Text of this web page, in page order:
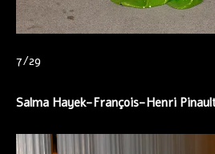
7/29
Salma Hayek-François-Henri